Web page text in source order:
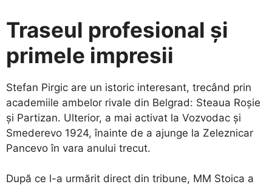
Traseul profesional și
primele impresii
​Stefan Pirgic are un istoric interesant, trecând prin
academiile ambelor rivale din Belgrad: Steaua Roșie
și Partizan. Ulterior, a mai activat la Vozvodac și
Smederevo 1924, înainte de a ajunge la Zeleznicar
Pancevo în vara anului trecut.
​După ce l-a urmărit direct din tribune, MM Stoica a